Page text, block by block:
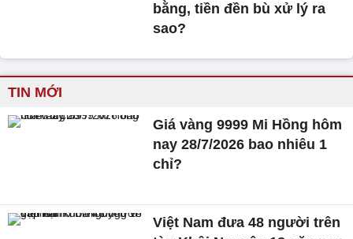
bằng, tiền đền bù xử lý ra
sao?
TIN MỚI
Giá vàng 9999 Mi Hồng hôm
nay 28/7/2026 bao nhiêu 1
chỉ?
Việt Nam đưa 48 người trên